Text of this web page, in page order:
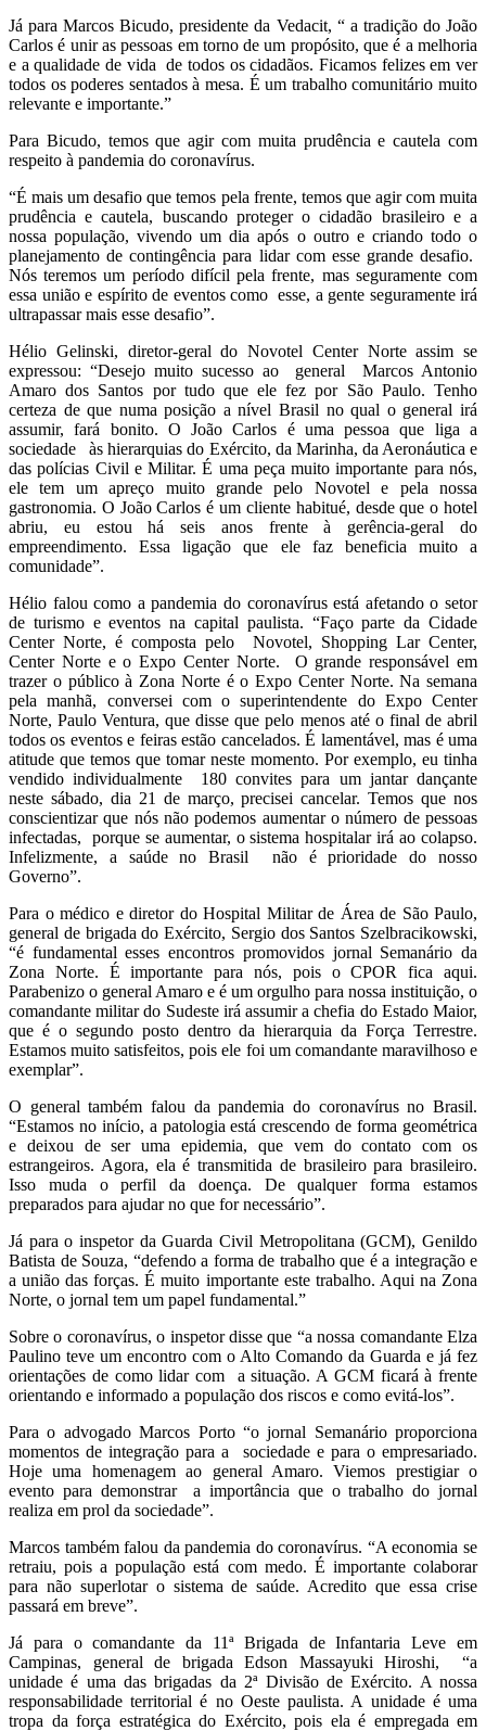
Já para Marcos Bicudo, presidente da Vedacit, “ a tradição do João
Carlos é unir as pessoas em torno de um propósito, que é a melhoria
e a qualidade de vida de todos os cidadãos. Ficamos felizes em ver
todos os poderes sentados à mesa. É um trabalho comunitário muito
relevante e importante.”
Para Bicudo, temos que agir com muita prudência e cautela com
respeito à pandemia do coronavírus.
“É mais um desafio que temos pela frente, temos que agir com muita
prudência e cautela, buscando proteger o cidadão brasileiro e a
nossa população, vivendo um dia após o outro e criando todo o
planejamento de contingência para lidar com esse grande desafio.
Nós teremos um período difícil pela frente, mas seguramente com
essa união e espírito de eventos como esse, a gente seguramente irá
ultrapassar mais esse desafio”.
Hélio Gelinski, diretor-geral do Novotel Center Norte assim se
expressou: “Desejo muito sucesso ao general Marcos Antonio
Amaro dos Santos por tudo que ele fez por São Paulo. Tenho
certeza de que numa posição a nível Brasil no qual o general irá
assumir, fará bonito. O João Carlos é uma pessoa que liga a
sociedade às hierarquias do Exército, da Marinha, da Aeronáutica e
das polícias Civil e Militar. É uma peça muito importante para nós,
ele tem um apreço muito grande pelo Novotel e pela nossa
gastronomia. O João Carlos é um cliente habitué, desde que o hotel
abriu, eu estou há seis anos frente à gerência-geral do
empreendimento. Essa ligação que ele faz beneficia muito a
comunidade”.
Hélio falou como a pandemia do coronavírus está afetando o setor
de turismo e eventos na capital paulista. “Faço parte da Cidade
Center Norte, é composta pelo Novotel, Shopping Lar Center,
Center Norte e o Expo Center Norte. O grande responsável em
trazer o público à Zona Norte é o Expo Center Norte. Na semana
pela manhã, conversei com o superintendente do Expo Center
Norte, Paulo Ventura, que disse que pelo menos até o final de abril
todos os eventos e feiras estão cancelados. É lamentável, mas é uma
atitude que temos que tomar neste momento. Por exemplo, eu tinha
vendido individualmente 180 convites para um jantar dançante
neste sábado, dia 21 de março, precisei cancelar. Temos que nos
conscientizar que nós não podemos aumentar o número de pessoas
infectadas, porque se aumentar, o sistema hospitalar irá ao colapso.
Infelizmente, a saúde no Brasil não é prioridade do nosso
Governo”.
Para o médico e diretor do Hospital Militar de Área de São Paulo,
general de brigada do Exército, Sergio dos Santos Szelbracikowski,
“é fundamental esses encontros promovidos jornal Semanário da
Zona Norte. É importante para nós, pois o CPOR fica aqui.
Parabenizo o general Amaro e é um orgulho para nossa instituição, o
comandante militar do Sudeste irá assumir a chefia do Estado Maior,
que é o segundo posto dentro da hierarquia da Força Terrestre.
Estamos muito satisfeitos, pois ele foi um comandante maravilhoso e
exemplar”.
O general também falou da pandemia do coronavírus no Brasil.
“Estamos no início, a patologia está crescendo de forma geométrica
e deixou de ser uma epidemia, que vem do contato com os
estrangeiros. Agora, ela é transmitida de brasileiro para brasileiro.
Isso muda o perfil da doença. De qualquer forma estamos
preparados para ajudar no que for necessário”.
Já para o inspetor da Guarda Civil Metropolitana (GCM), Genildo
Batista de Souza, “defendo a forma de trabalho que é a integração e
a união das forças. É muito importante este trabalho. Aqui na Zona
Norte, o jornal tem um papel fundamental.”
Sobre o coronavírus, o inspetor disse que “a nossa comandante Elza
Paulino teve um encontro com o Alto Comando da Guarda e já fez
orientações de como lidar com a situação. A GCM ficará à frente
orientando e informado a população dos riscos e como evitá-los”.
Para o advogado Marcos Porto “o jornal Semanário proporciona
momentos de integração para a sociedade e para o empresariado.
Hoje uma homenagem ao general Amaro. Viemos prestigiar o
evento para demonstrar a importância que o trabalho do jornal
realiza em prol da sociedade”.
Marcos também falou da pandemia do coronavírus. “A economia se
retraiu, pois a população está com medo. É importante colaborar
para não superlotar o sistema de saúde. Acredito que essa crise
passará em breve”.
Já para o comandante da 11ª Brigada de Infantaria Leve em
Campinas, general de brigada Edson Massayuki Hiroshi, “a
unidade é uma das brigadas da 2ª Divisão de Exército. A nossa
responsabilidade territorial é no Oeste paulista. A unidade é uma
tropa da força estratégica do Exército, pois ela é empregada em